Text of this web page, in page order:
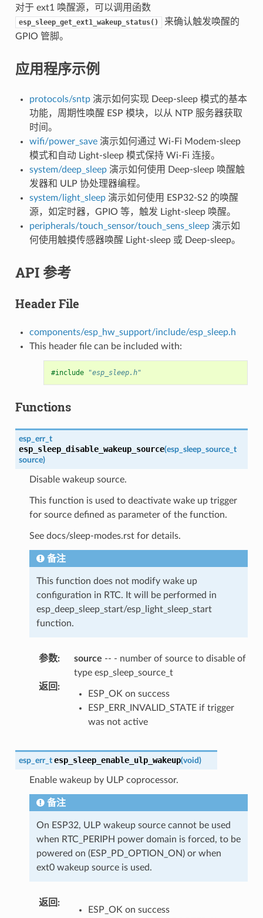
对于 ext1 唤醒源，可以调用函数
esp_sleep_get_ext1_wakeup_status()
来确认触发唤醒的
GPIO 管脚。
应用程序示例
protocols/sntp演示如何实现 Deep-sleep 模式的基本
功能，周期性唤醒 ESP 模块，以从 NTP 服务器获取
时间。
wifi/power_save演示如何通过 Wi-Fi Modem-sleep
模式和自动 Light-sleep 模式保持 Wi-Fi 连接。
system/deep_sleep演示如何使用 Deep-sleep 唤醒触
发器和 ULP 协处理器编程。
system/light_sleep演示如何使用 ESP32-S2 的唤醒
源，如定时器，GPIO 等，触发 Light-sleep 唤醒。
peripherals/touch_sensor/touch_sens_sleep演示如
何使用触摸传感器唤醒 Light-sleep 或 Deep-sleep。
API 参考
Header File
components/esp_hw_support/include/esp_sleep.h
This header file can be included with:
#include "esp_sleep.h"
Functions
esp_err_t
esp_sleep_disable_wakeup_source(esp_sleep_source_t
source)
Disable wakeup source.
This function is used to deactivate wake up trigger
for source defined as parameter of the function.
See docs/sleep-modes.rst for details.
备注
This function does not modify wake up
configuration in RTC. It will be performed in
esp_deep_sleep_start/esp_light_sleep_start
function.
参数: source -- - number of source to disable of
type esp_sleep_source_t
返回 :
ESP_OK on success
ESP_ERR_INVALID_STATE if trigger
was not active
esp_err_t esp_sleep_enable_ulp_wakeup(void)
Enable wakeup by ULP coprocessor.
备注
On ESP32, ULP wakeup source cannot be used
when RTC_PERIPH power domain is forced, to be
powered on (ESP_PD_OPTION_ON) or when
ext0 wakeup source is used.
返回 :
ESP_OK on success